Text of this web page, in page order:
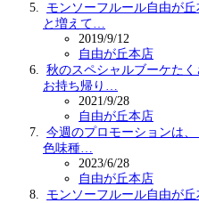
モンソーフルール自由が
と増えて…
2019/9/12
自由が丘本店
秋のスペシャルブーケた
お持ち帰り…
2021/9/28
自由が丘本店
今週のプロモーションは
色味種…
2023/6/28
自由が丘本店
モンソーフルール自由が